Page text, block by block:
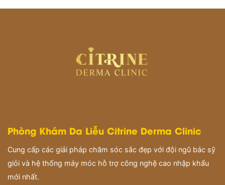
Phòng Khám Da Liễu Citrine Derma Clinic
Cung cấp các giải pháp chăm sóc sắc đẹp với đội ngũ bác sỹ
giỏi và hệ thống máy móc hỗ trợ công nghệ cao nhập khẩu
mới nhất.